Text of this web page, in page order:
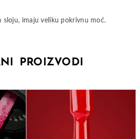
sloju, imaju veliku pokrivnu moć.
PROIZVODI